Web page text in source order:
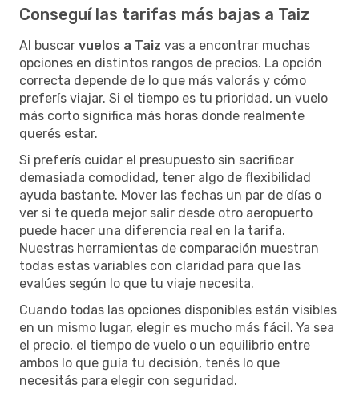
Conseguí las tarifas más bajas a Taiz
Al buscar vuelos a Taiz vas a encontrar muchas
opciones en distintos rangos de precios. La opción
correcta depende de lo que más valorás y cómo
preferís viajar. Si el tiempo es tu prioridad, un vuelo
más corto significa más horas donde realmente
querés estar.
Si preferís cuidar el presupuesto sin sacrificar
demasiada comodidad, tener algo de flexibilidad
ayuda bastante. Mover las fechas un par de días o
ver si te queda mejor salir desde otro aeropuerto
puede hacer una diferencia real en la tarifa.
Nuestras herramientas de comparación muestran
todas estas variables con claridad para que las
evalúes según lo que tu viaje necesita.
Cuando todas las opciones disponibles están visibles
en un mismo lugar, elegir es mucho más fácil. Ya sea
el precio, el tiempo de vuelo o un equilibrio entre
ambos lo que guía tu decisión, tenés lo que
necesitás para elegir con seguridad.